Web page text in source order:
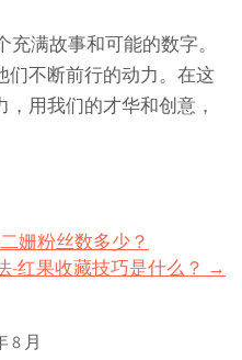
充满故事和可能的数字。
们不断前行的动力。在这
用我们的才华和创意，
姗粉丝数多少？
-红果收藏技巧是什么？ →
8 月